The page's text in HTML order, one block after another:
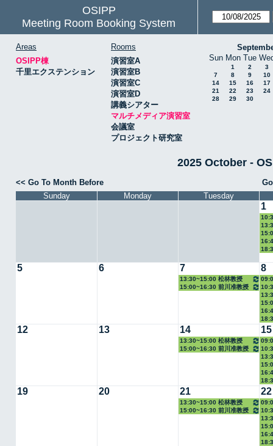
OSIPP
Meeting Room Booking System
Areas
OSIPP棟
千里エクステンション
Rooms
演習室A
演習室B
演習室C
演習室D
講義シアター
マルチメディア演習室
会議室
プロジェクト研究室
Sun Mon Tue
1 2
3
7
8 9
10
14
15 16
17
21
22 23
24
28
29 30
2025 October -
<< Go To Month Before
Sunday
Monday Tuesday
1
教授
5 6 7
13:30~15:00 松林教授
15:00~16:30 前川准教授
8
教授
12 13 14
13:30~15:00 松林教授
15:00~16:30 前川准教授
15
教授
19 20 21
13:30~15:00 松林教授
15:00~16:30 前川准教授
22
教授